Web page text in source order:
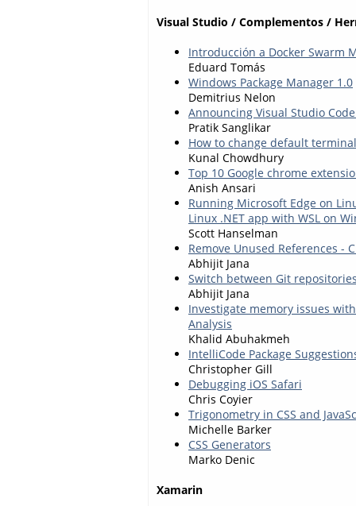
Visual Studio / Complementos /
Introducción a Docker Swarm
Eduard Tomás
Windows Package Manager 1.0
Demitrius Nelon
Announcing Visual Studio
Pratik Sanglikar
How to change default
Kunal Chowdhury
Top 10 Google chrome
Anish Ansari
Running Microsoft Edge on
Linux .NET app with WSL on
Scott Hanselman
Remove Unused References -
Abhijit Jana
Switch between Git
Abhijit Jana
Investigate memory issues
Analysis
Khalid Abuhakmeh
IntelliCode Package
Christopher Gill
Debugging iOS Safari
Chris Coyier
Trigonometry in CSS and
Michelle Barker
CSS Generators
Marko Denic
Xamarin